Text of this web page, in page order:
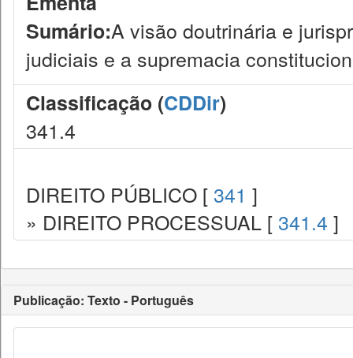
Sumário:A visão doutrinária e
judiciais e a supremacia
Classificação (CDDir)
341.4
DIREITO PÚBLICO [ 341 ]
» DIREITO PROCESSUAL [ 341.4 ]
Publicação: Texto - Português